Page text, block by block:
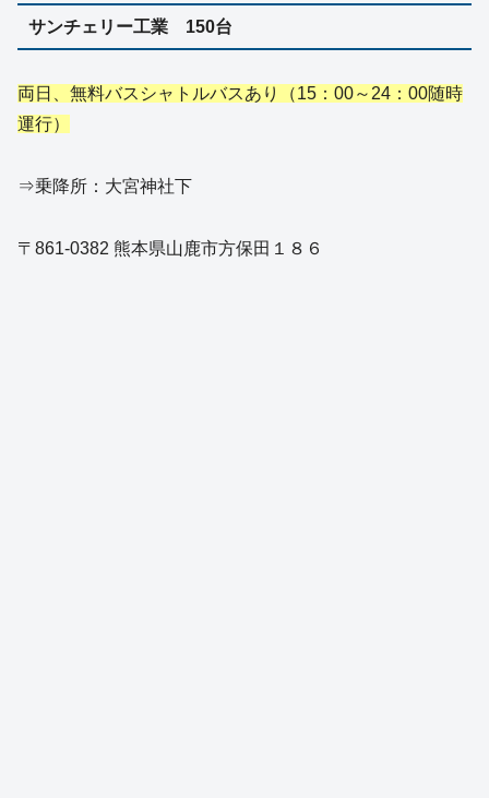
サンチェリー工業 150台
両日、無料バスシャトルバスあり（15：00～24：00随時
運行）
⇒乗降所：大宮神社下
〒861-0382 熊本県山鹿市方保田１８６